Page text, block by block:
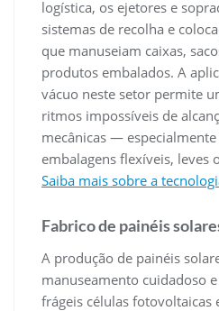
logística, os ejetores e
sistemas de recolha e
que manuseiam caixas,
produtos embalados. A
vácuo neste setor permite
ritmos impossíveis de
mecânicas — especialmente
embalagens flexíveis, leves
Saiba mais sobre a
Fabrico de painéis
A produção de painéis
manuseamento cuidadoso
frágeis células fotovoltaicas